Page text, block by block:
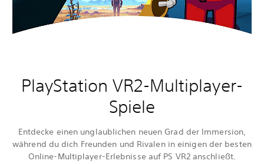
PlayStation VR2-Multiplayer-
Spiele
Entdecke einen unglaublichen neuen Grad der Immersion,
während du dich Freunden und Rivalen in einigen der besten
Online-Multiplayer-Erlebnisse auf PS VR2 anschließt.